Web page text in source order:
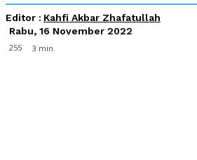
Editor : Kahfi Akbar Zhafatullah
Rabu, 16 November 2022
255 3 min.